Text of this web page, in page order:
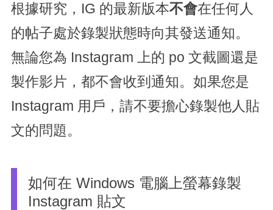
根據研究，IG 的最新版本不會在任何人
的帖子處於錄製狀態時向其發送通知。
無論您為 Instagram 上的 po 文截圖還是
製作影片，都不會收到通知。如果您是
Instagram 用戶，請不要擔心錄製他人貼
文的問題。
如何在 Windows 電腦上螢幕錄製
Instagram 貼文